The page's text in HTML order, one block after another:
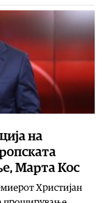
на
Марта Кос
Христијан